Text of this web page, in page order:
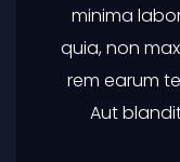
minima
quia, non
rem earum
Aut